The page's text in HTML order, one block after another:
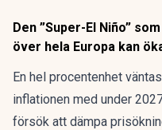
Den ”Super-El Niño”
över hela Europa kan
En hel procentenhet
inflationen med under
försök att dämpa